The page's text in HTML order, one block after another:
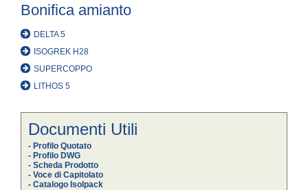
Bonifica amianto
DELTA 5
ISOGREK H28
SUPERCOPPO
LITHOS 5
Documenti Utili
- Profilo Quotato
- Profilo DWG
- Scheda Prodotto
- Voce di Capitolato
- Catalogo Isolpack